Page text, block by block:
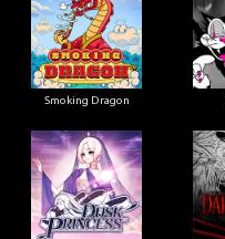
Smoking Dragon